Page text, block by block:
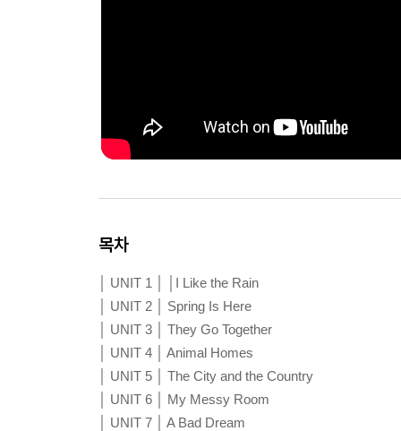
목차
│ UNIT 1 │ │I Like the Rain
│ UNIT 2 │ Spring Is Here
│ UNIT 3 │ They Go Together
│ UNIT 4 │ Animal Homes
│ UNIT 5 │ The City and the Country
│ UNIT 6 │ My Messy Room
│ UNIT 7 │ A Bad Dream